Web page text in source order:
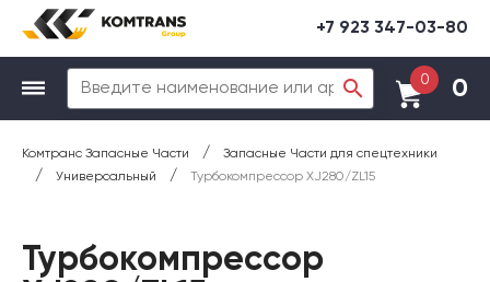
+7 923 347-03-80
0 0
Комтранс Запасные Части / Запасные Части для спецтехники
/ Универсальный / Турбокомпрессор XJ280/ZL15
Турбокомпрессор